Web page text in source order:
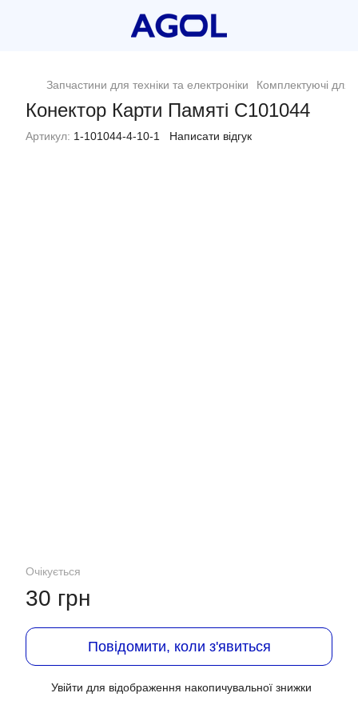
Запчастини для техніки та електроніки Комплектуючі для
Конектор Карти Памяті C101044
Артикул: 1-101044-4-10-1 Написати відгук
Очікується
30 грн
Повідомити, коли з'явиться
Увійти для відображення накопичувальної знижки